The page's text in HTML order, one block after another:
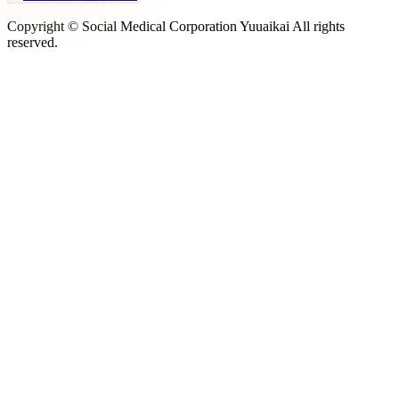
Copyright © Social Medical Corporation Yuuaikai All rights
reserved.